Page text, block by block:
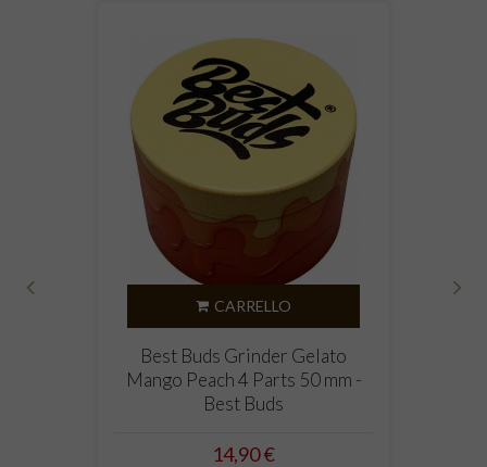
CARRELLO
Best Buds Grinder Gelato
Mango Peach 4 Parts 50 mm -
Best Buds
Prezzo
14,90 €